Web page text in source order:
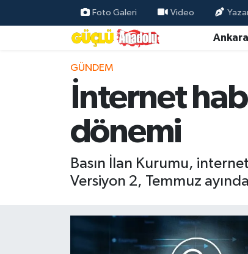
Foto Galeri Video
GÜNDEM
İnternet
dönemi
Basın İlan Kurumu,
Versiyon 2, Temmuz
Özel Haber
Ankara Haberleri
Resmi İlanlar
Ekonomi
Gündem